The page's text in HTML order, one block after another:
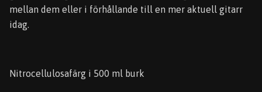
mellan dem eller i förhållande till en mer aktuell gitarr
idag.
Nitrocellulosafärg i 500 ml burk